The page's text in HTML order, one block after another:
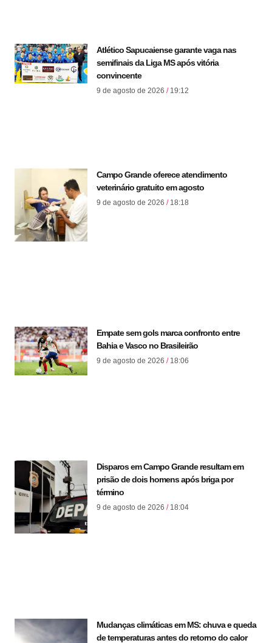
Atlético Sapucaiense garante vaga nas
semifinais da Liga MS após vitória
convincente
9 de agosto de 2026 19:12
Campo Grande oferece atendimento
veterinário gratuito em agosto
9 de agosto de 2026 18:18
Empate sem gols marca confronto entre
Bahia e Vasco no Brasileirão
9 de agosto de 2026 18:06
Disparos em Campo Grande resultam em
prisão de dois homens após briga por
término
9 de agosto de 2026 18:04
Mudanças climáticas em MS: chuva e queda
de temperaturas antes do retorno do calor